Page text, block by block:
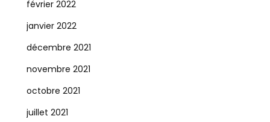
février 2022
janvier 2022
décembre 2021
novembre 2021
octobre 2021
juillet 2021